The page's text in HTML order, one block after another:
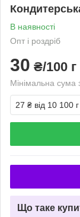
В наявності
Опт і роздріб
30 ₴/100 г
Мінімальна
27 ₴ від 10 100 г
Що таке